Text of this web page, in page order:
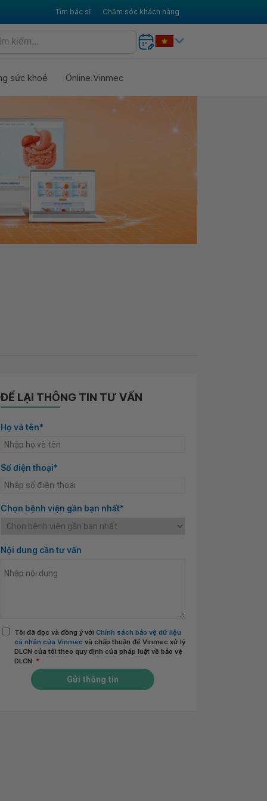
Tìm bác sĩ Chăm sóc khách hàng
sức khoẻ Online.Vinmec
ĐỂ LẠI THÔNG TIN TƯ VẤN
Họ và tên*
Số điện thoại*
Chọn bệnh viện gần bạn nhất*
Nội dung cần tư vấn
Tôi đã đọc và đồng ý với Chính sách bảo vệ dữ liệu
cá nhân của Vinmec và chấp thuận để Vinmec xử lý
DLCN của tôi theo quy định của pháp luật về bảo vệ
DLCN. *
Gửi thông tin